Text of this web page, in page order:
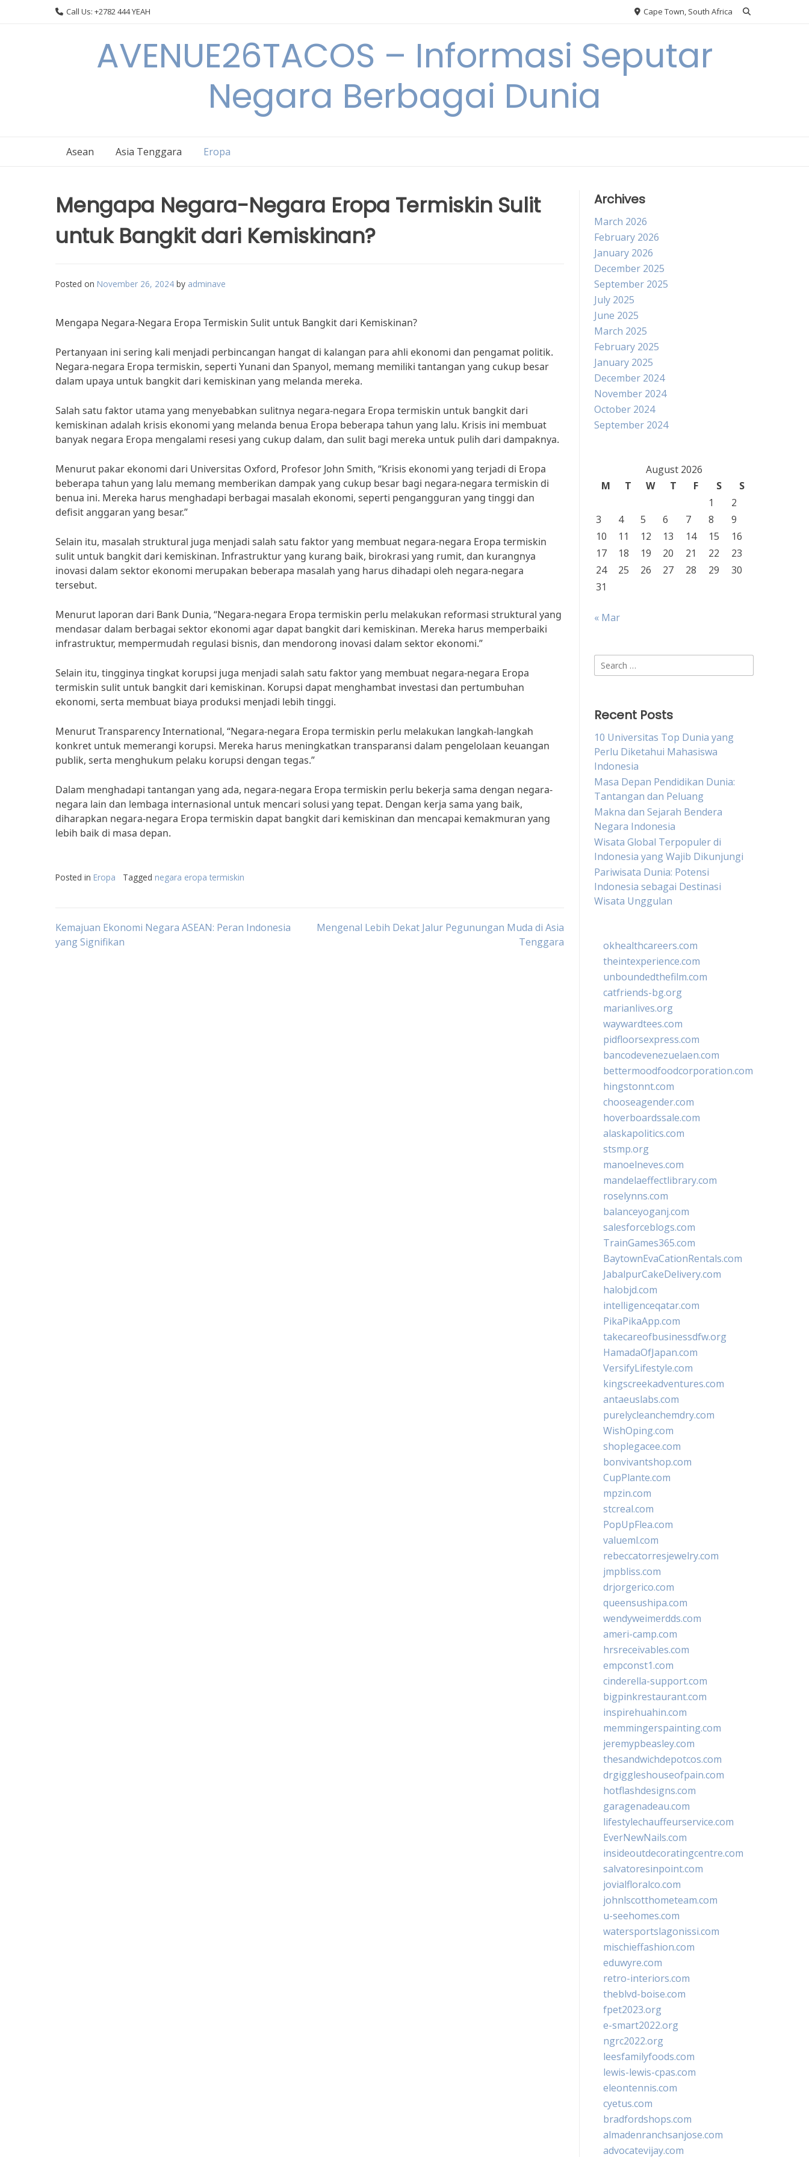
Call Us: +2782 444 YEAH Cape Town, South Africa
AVENUE26TACOS – Informasi Seputar
Negara Berbagai Dunia
Asean Asia Tenggara Eropa
Mengapa Negara-Negara Eropa Termiskin Sulit
untuk Bangkit dari Kemiskinan?
Posted on November 26, 2024 by adminave
Mengapa Negara-Negara Eropa Termiskin Sulit untuk Bangkit dari Kemiskinan?
Pertanyaan ini sering kali menjadi perbincangan hangat di kalangan para ahli ekonomi dan pengamat politik.
Negara-negara Eropa termiskin, seperti Yunani dan Spanyol, memang memiliki tantangan yang cukup besar
dalam upaya untuk bangkit dari kemiskinan yang melanda mereka.
Salah satu faktor utama yang menyebabkan sulitnya negara-negara Eropa termiskin untuk bangkit dari
kemiskinan adalah krisis ekonomi yang melanda benua Eropa beberapa tahun yang lalu. Krisis ini membuat
banyak negara Eropa mengalami resesi yang cukup dalam, dan sulit bagi mereka untuk pulih dari dampaknya.
Menurut pakar ekonomi dari Universitas Oxford, Profesor John Smith, “Krisis ekonomi yang terjadi di Eropa
beberapa tahun yang lalu memang memberikan dampak yang cukup besar bagi negara-negara termiskin di
benua ini. Mereka harus menghadapi berbagai masalah ekonomi, seperti pengangguran yang tinggi dan
defisit anggaran yang besar.”
Selain itu, masalah struktural juga menjadi salah satu faktor yang membuat negara-negara Eropa termiskin
sulit untuk bangkit dari kemiskinan. Infrastruktur yang kurang baik, birokrasi yang rumit, dan kurangnya
inovasi dalam sektor ekonomi merupakan beberapa masalah yang harus dihadapi oleh negara-negara
tersebut.
Menurut laporan dari Bank Dunia, “Negara-negara Eropa termiskin perlu melakukan reformasi struktural yang
mendasar dalam berbagai sektor ekonomi agar dapat bangkit dari kemiskinan. Mereka harus memperbaiki
infrastruktur, mempermudah regulasi bisnis, dan mendorong inovasi dalam sektor ekonomi.”
Selain itu, tingginya tingkat korupsi juga menjadi salah satu faktor yang membuat negara-negara Eropa
termiskin sulit untuk bangkit dari kemiskinan. Korupsi dapat menghambat investasi dan pertumbuhan
ekonomi, serta membuat biaya produksi menjadi lebih tinggi.
Menurut Transparency International, “Negara-negara Eropa termiskin perlu melakukan langkah-langkah
konkret untuk memerangi korupsi. Mereka harus meningkatkan transparansi dalam pengelolaan keuangan
publik, serta menghukum pelaku korupsi dengan tegas.”
Dalam menghadapi tantangan yang ada, negara-negara Eropa termiskin perlu bekerja sama dengan negara-
negara lain dan lembaga internasional untuk mencari solusi yang tepat. Dengan kerja sama yang baik,
diharapkan negara-negara Eropa termiskin dapat bangkit dari kemiskinan dan mencapai kemakmuran yang
lebih baik di masa depan.
Posted in Eropa Tagged negara eropa termiskin
Post
Kemajuan Ekonomi Negara ASEAN: Peran Indonesia
yang Signifikan
Mengenal Lebih Dekat Jalur Pegunungan Muda di Asia
Tenggara
Archives
March 2026
February 2026
January 2026
December 2025
September 2025
July 2025
June 2025
March 2025
February 2025
January 2025
December 2024
November 2024
October 2024
September 2024
August 2026
M
T W T F S
S
1
2
3
4 5 6 7 8
9
10
11 12 13 14 15
16
17
18 19 20 21 22
23
24
25 26 27 28 29
30
31
« Mar
Search
for:
Recent Posts
10 Universitas Top Dunia yang
Perlu Diketahui Mahasiswa
Indonesia
Masa Depan Pendidikan Dunia:
Tantangan dan Peluang
Makna dan Sejarah Bendera
Negara Indonesia
Wisata Global Terpopuler di
Indonesia yang Wajib Dikunjungi
Pariwisata Dunia: Potensi
Indonesia sebagai Destinasi
Wisata Unggulan
okhealthcareers.com
theintexperience.com
unboundedthefilm.com
catfriends-bg.org
marianlives.org
waywardtees.com
pidfloorsexpress.com
bancodevenezuelaen.com
bettermoodfoodcorporation.com
hingstonnt.com
chooseagender.com
hoverboardssale.com
alaskapolitics.com
stsmp.org
manoelneves.com
mandelaeffectlibrary.com
roselynns.com
balanceyoganj.com
salesforceblogs.com
TrainGames365.com
BaytownEvaCationRentals.com
JabalpurCakeDelivery.com
halobjd.com
intelligenceqatar.com
PikaPikaApp.com
takecareofbusinessdfw.org
HamadaOfJapan.com
VersifyLifestyle.com
kingscreekadventures.com
antaeuslabs.com
purelycleanchemdry.com
WishOping.com
shoplegacee.com
bonvivantshop.com
CupPlante.com
mpzin.com
stcreal.com
PopUpFlea.com
valueml.com
rebeccatorresjewelry.com
jmpbliss.com
drjorgerico.com
queensushipa.com
wendyweimerdds.com
ameri-camp.com
hrsreceivables.com
empconst1.com
cinderella-support.com
bigpinkrestaurant.com
inspirehuahin.com
memmingerspainting.com
jeremypbeasley.com
thesandwichdepotcos.com
drgiggleshouseofpain.com
hotflashdesigns.com
garagenadeau.com
lifestylechauffeurservice.com
EverNewNails.com
insideoutdecoratingcentre.com
salvatoresinpoint.com
jovialfloralco.com
johnlscotthometeam.com
u-seehomes.com
watersportslagonissi.com
mischieffashion.com
eduwyre.com
retro-interiors.com
theblvd-boise.com
fpet2023.org
e-smart2022.org
ngrc2022.org
leesfamilyfoods.com
lewis-lewis-cpas.com
eleontennis.com
cyetus.com
bradfordshops.com
almadenranchsanjose.com
advocatevijay.com